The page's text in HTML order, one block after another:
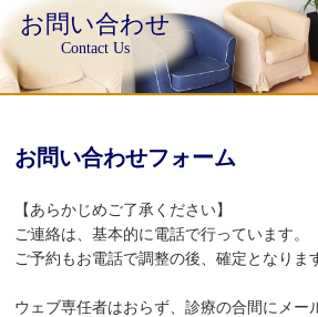
お問い合わせ
Contact Us
予防
小児矯正
成人矯正
ホワイトニング
料金表
よくあるご質問
お問い合わせフォーム
【あらかじめご了承ください】
ご連絡は、基本的に電話で行っています。
ご予約もお電話で調整の後、確定となりま
ウェブ専任者はおらず、診療の合間にメー